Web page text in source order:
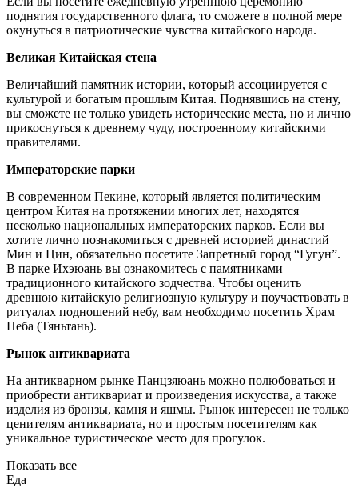
поднятия государственного флага, то сможете в полной мере
окунуться в патриотические чувства китайского народа.
Великая Китайская стена
Величайший памятник истории, который ассоциируется с
культурой и богатым прошлым Китая. Поднявшись на стену,
вы сможете не только увидеть исторические места, но и лично
прикоснуться к древнему чуду, построенному китайскими
правителями.
Императорские парки
В современном Пекине, который является политическим
центром Китая на протяжении многих лет, находятся
несколько национальных императорских парков. Если вы
хотите лично познакомиться с древней историей династий
Мин и Цин, обязательно посетите Запретный город “Гугун”.
В парке Ихэюань вы ознакомитесь с памятниками
традиционного китайского зодчества. Чтобы оценить
древнюю китайскую религиозную культуру и поучаствовать в
ритуалах подношений небу, вам необходимо посетить Храм
Неба (Тяньтань).
Рынок антиквариата
На антикварном рынке Панцзяюань можно полюбоваться и
приобрести антиквариат и произведения искусства, а также
изделия из бронзы, камня и яшмы. Рынок интересен не только
ценителям антиквариата, но и простым посетителям как
уникальное туристическое место для прогулок.
Показать все
Еда